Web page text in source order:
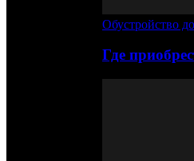
Обустройство
Где